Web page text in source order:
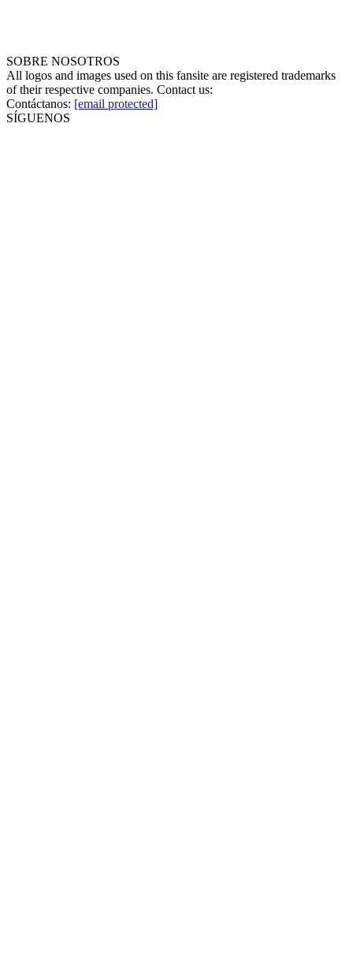
SOBRE NOSOTROS
All logos and images used on this fansite are registered trademarks
of their respective companies. Contact us:
Contáctanos: [email protected]
SÍGUENOS